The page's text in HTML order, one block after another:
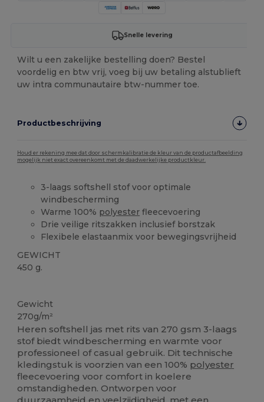
Snelle levering
Wilt u een zakelijke bestelling doen? Bestel
voordelig en btw vrij, voeg bij uw betaling alstublieft
uw intra communautaire btw-nummer toe.
Productbeschrijving
Houd er rekening mee dat door schermkalibratie de kleur van de productafbeelding
mogelijk niet exact overeenkomt met de daadwerkelijke productkleur.
3-laags softshell stof voor optimale
windbescherming
Warme 100% polyester fleecevoering
Drie veilige ritszakken inclusief borstzak
Flexibele elastaanmix voor bewegingsvrijheid
GEWICHT
450 g.
Gewicht
270g/m²
Heren softshell jas met rits van 270 gsm 3-laags
stof biedt windbescherming en warmte voor
professioneel of casual gebruik. Dit technische
kledingstuk is voorzien van een 100% polyester
fleecevoering voor comfort in koelere
omstandigheden. Ontworpen voor